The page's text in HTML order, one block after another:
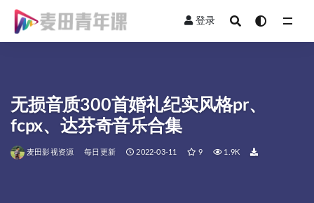
登录
无损音质300首婚礼纪实风格pr、
fcpx、达芬奇音乐合集
麦田影视资源 每日更新 2022-03-11 9 1.9K